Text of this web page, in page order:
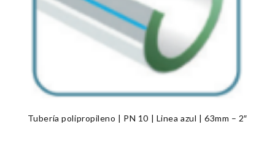
Tubería polipropileno | PN 10 | Linea azul | 63mm – 2″